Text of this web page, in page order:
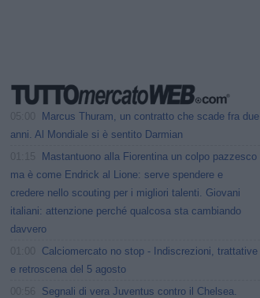
Marcus Thuram, un contratto che scade fra due
anni. Al Mondiale si è sentito Darmian
Mastantuono alla Fiorentina un colpo pazzesco
ma è come Endrick al Lione: serve spendere e
credere nello scouting per i migliori talenti. Giovani
italiani: attenzione perché qualcosa sta cambiando
davvero
Calciomercato no stop - Indiscrezioni, trattative
e retroscena del 5 agosto
Segnali di vera Juventus contro il Chelsea.